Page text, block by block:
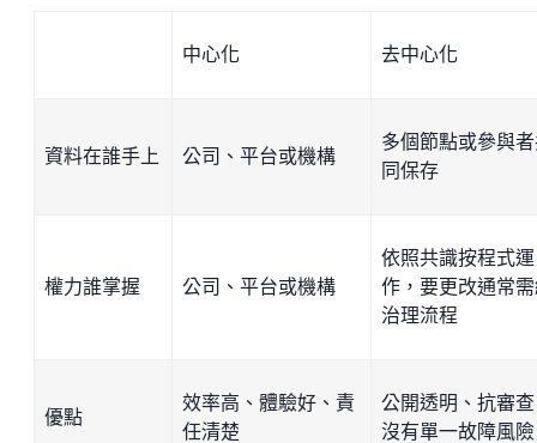
中心化 去中心化
資料在誰手上 公司、平台或機構
多個節點或參與
同保存
權力誰掌握 公司、平台或機構
依照共識按程式運
作，要更改通常
治理流程
優點
效率高、體驗好、責
任清楚
公開透明、抗審
沒有單一故障風險